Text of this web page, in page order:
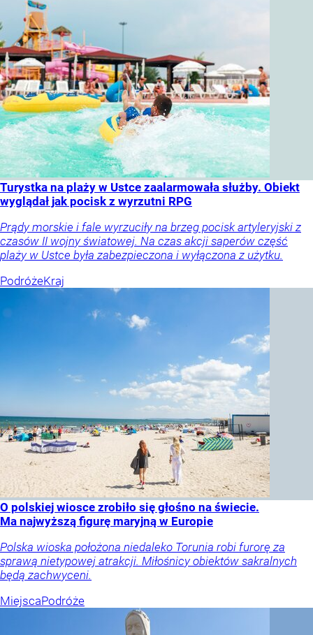
Turystka na plaży w Ustce zaalarmowała służby. Obiekt
wyglądał jak pocisk z wyrzutni RPG
Prądy morskie i fale wyrzuciły na brzeg pocisk artyleryjski z
czasów II wojny światowej. Na czas akcji saperów część
plaży w Ustce była zabezpieczona i wyłączona z użytku.
PodróżeKraj
O polskiej wiosce zrobiło się głośno na świecie.
Ma najwyższą figurę maryjną w Europie
Polska wioska położona niedaleko Torunia robi furorę za
sprawą nietypowej atrakcji. Miłośnicy obiektów sakralnych
będą zachwyceni.
MiejscaPodróże